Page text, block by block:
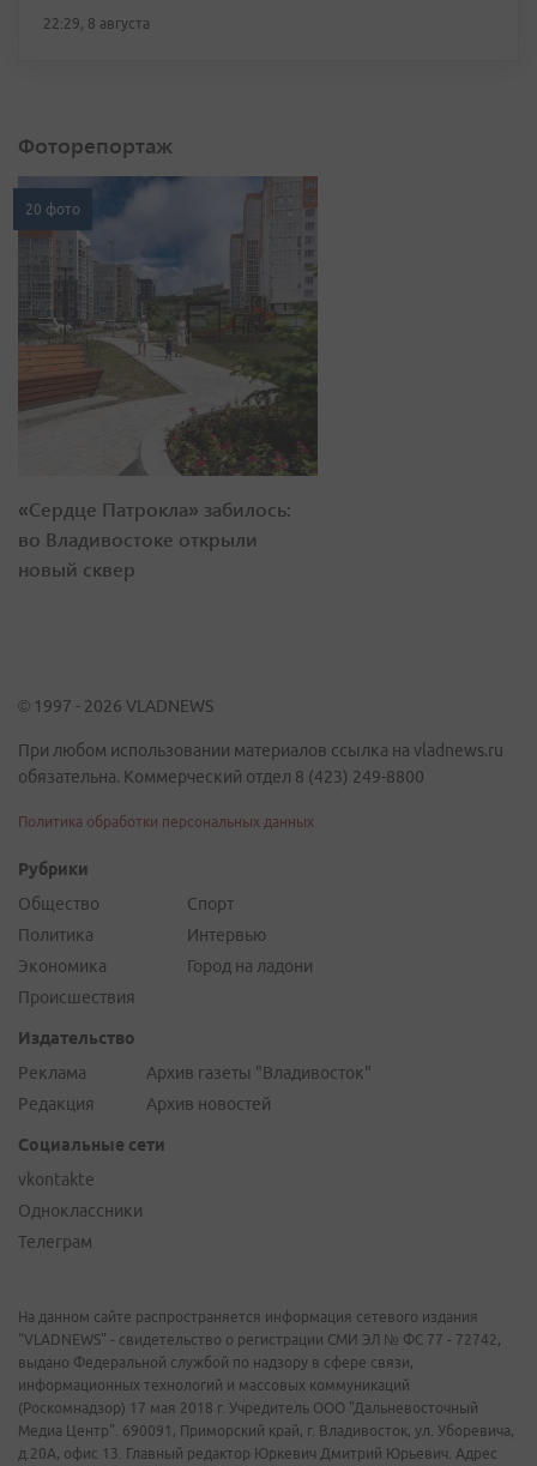
22:29, 8 августа
Фоторепортаж
20 фото
«Сердце Патрокла» забилось:
во Владивостоке открыли
новый сквер
© 1997 - 2026 VLADNEWS
При любом использовании материалов ссылка на vladnews.ru
обязательна. Коммерческий отдел 8 (423) 249-8800
Политика обработки персональных данных
Рубрики
Общество
Политика
Экономика
Происшествия
Спорт
Интервью
Город на ладони
Издательство
Реклама
Редакция
Архив газеты "Владивосток"
Архив новостей
Социальные сети
vkontakte
Одноклассники
Телеграм
На данном сайте распространяется информация сетевого издания
"VLADNEWS" - свидетельство о регистрации СМИ ЭЛ № ФС 77 - 72742,
выдано Федеральной службой по надзору в сфере связи,
информационных технологий и массовых коммуникаций
(Роскомнадзор) 17 мая 2018 г. Учредитель ООО "Дальневосточный
Медиа Центр". 690091, Приморский край, г. Владивосток, ул. Уборевича,
д.20А, офис 13. Главный редактор Юркевич Дмитрий Юрьевич. Адрес